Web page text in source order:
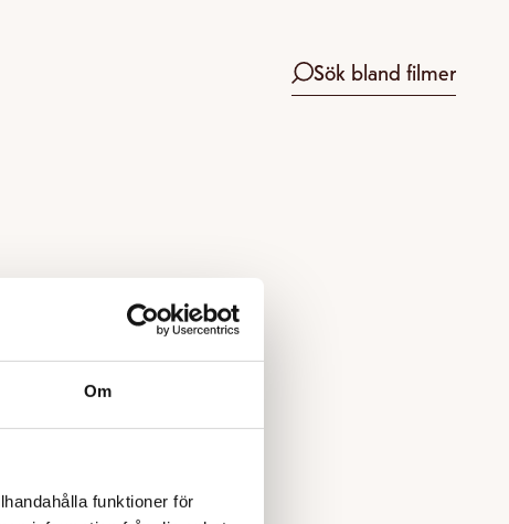
Om
funktioner för
Sök bland filmer